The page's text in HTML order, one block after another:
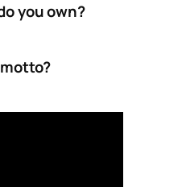
you own?